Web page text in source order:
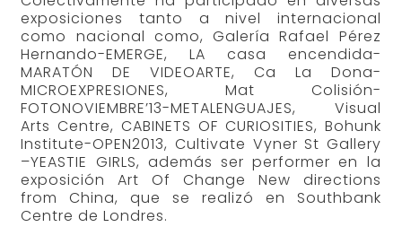
exposiciones tanto a nivel internacional
como nacional como, Galería Rafael Pérez
Hernando-EMERGE, LA casa encendida-
MARATÓN DE VIDEOARTE, Ca La Dona-
MICROEXPRESIONES, Mat Colisión-
FOTONOVIEMBRE’13-METALENGUAJES, Visual
Arts Centre, CABINETS OF CURIOSITIES, Bohunk
Institute-OPEN2013, Cultivate Vyner St Gallery
–YEASTIE GIRLS, además ser performer en la
exposición Art Of Change New directions
from China, que se realizó en Southbank
Centre de Londres.